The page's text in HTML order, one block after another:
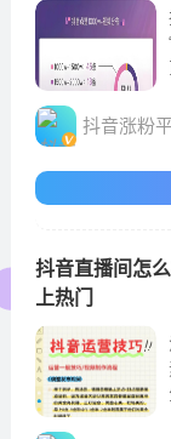
抖音涨粉
抖音直播间怎
上热门